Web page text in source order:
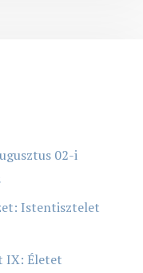
02-i
Istentisztelet
IX: Életet